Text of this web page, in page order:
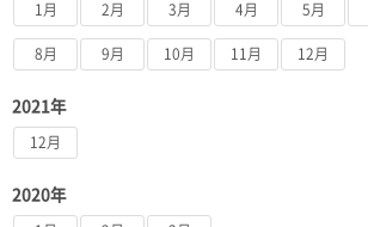
1月 2月 3月 4月 5月
8月 9月 10月 11月 12月
2021年
12月
2020年